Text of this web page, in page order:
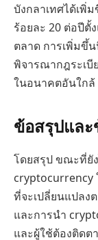
บังกลาเทศได้เพิ่
ร้อยละ 20 ต่อปีตั้
ตลาด การเพิ่มขึ้
พิจารณากฎระเบี
ในอนาคตอันใกล้
ข้อสรุปแล
โดยสรุป ขณะที่ยั
cryptocurrency
ที่จะเปลี่ยนแปลง
และการนำ
และผู้ใช้ต้องติดต